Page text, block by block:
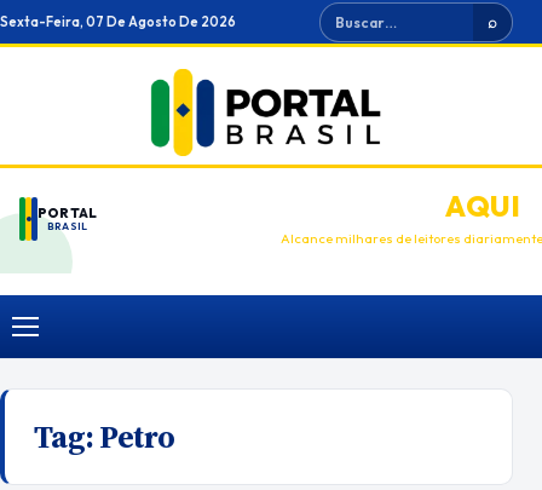
Ir
para
Sexta-Feira, 07 De Agosto De 2026 Buscar ⌕
PORTAL
BRASIL
ANUNCIEAQUI
Alcance milhares de leitores diariamente
Menu
Tag:Petro